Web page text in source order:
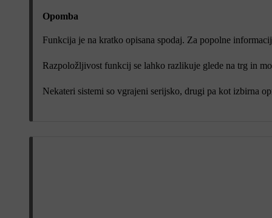
Opomba
Funkcija je na kratko opisana spodaj. Za popolne
Razpoložljivost funkcij se lahko razlikuje glede na trg in
Nekateri sistemi so vgrajeni serijsko, drugi pa kot izbirna